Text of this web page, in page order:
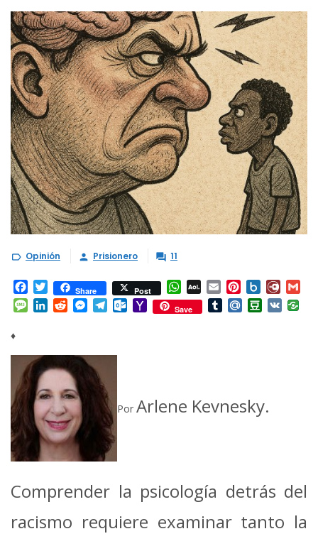
 Opinión  Prisionero  11
Facebook
TwitterShare Post WhatsApp
AOL
Mail
EmailPinterest
Box.net
Message
LinkedInRedditMessenger
TelegramOutlook.com
YahooSave TumblrMail.RuDouban
VK
♦
Por Arlene Kevnesky.
Comprender la psicología detrás del
racismo requiere examinar tanto la